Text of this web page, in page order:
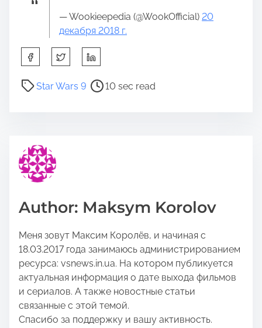
— Wookieepedia (@WookOfficial) 20
декабря 2018 г.
h
a
s
p
s
o
n
:
Star Wars 9
P
e
a
d
i
e
10 sec read
Author: Maksym Korolov
Меня зовут Максим Королёв, и начиная с
18.03.2017 года занимаюсь администрированием
ресурса: vsnews.in.ua. На котором публикуется
актуальная информация о дате выхода фильмов
и сериалов. А также новостные статьи
связанные с этой темой.
Спасибо за поддержку и вашу активность.